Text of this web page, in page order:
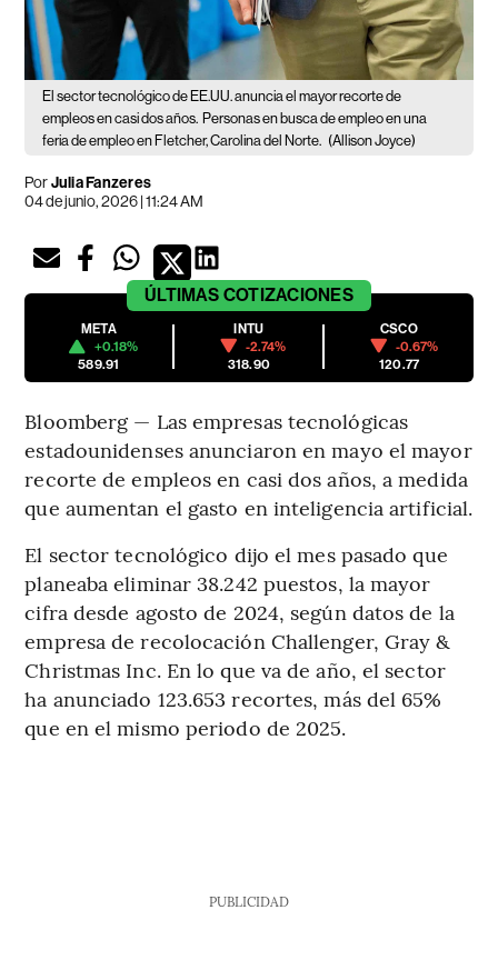
El sector tecnológico de EE.UU. anuncia el mayor recorte de
empleos en casi dos años. Personas en busca de empleo en una
feria de empleo en Fletcher, Carolina del Norte. (Allison Joyce)
PorJulia Fanzeres
04 de junio, 2026 | 11:24 AM
ÚLTIMAS COTIZACIONES
META
+0.18%
589.91
INTU
-2.74%
318.90
CSCO
-0.67%
120.77
Bloomberg — Las empresas tecnológicas
estadounidenses anunciaron en mayo el mayor
recorte de empleos en casi dos años, a medida
que aumentan el gasto en inteligencia artificial.
El sector tecnológico dijo el mes pasado que
planeaba eliminar 38.242 puestos, la mayor
cifra desde agosto de 2024, según datos de la
empresa de recolocación Challenger, Gray &
Christmas Inc. En lo que va de año, el sector
ha anunciado 123.653 recortes, más del 65%
que en el mismo periodo de 2025.
PUBLICIDAD